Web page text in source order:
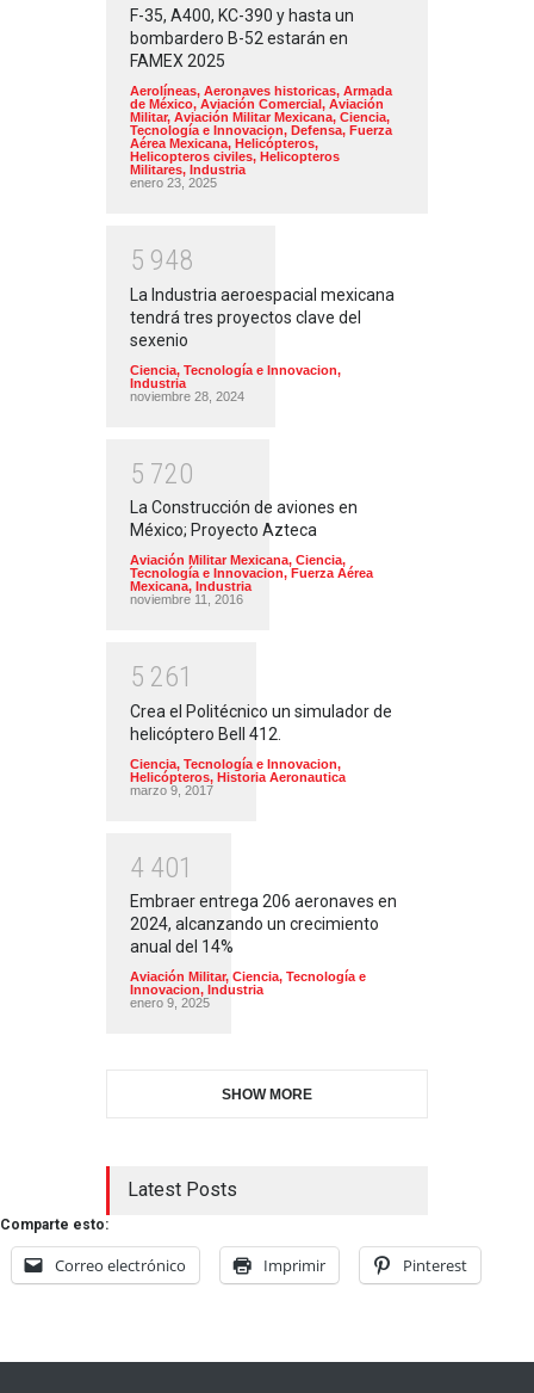
F-35, A400, KC-390 y hasta un
bombardero B-52 estarán en
FAMEX 2025
Aerolíneas, Aeronaves historicas, Armada
de México, Aviación Comercial, Aviación
Militar, Aviación Militar Mexicana, Ciencia,
Tecnología e Innovacion, Defensa, Fuerza
Aérea Mexicana, Helicópteros,
Helicopteros civiles, Helicopteros
Militares, Industria
enero 23, 2025
5 948
La Industria aeroespacial mexicana
tendrá tres proyectos clave del
sexenio
Ciencia, Tecnología e Innovacion,
Industria
noviembre 28, 2024
5 720
La Construcción de aviones en
México; Proyecto Azteca
Aviación Militar Mexicana, Ciencia,
Tecnología e Innovacion, Fuerza Aérea
Mexicana, Industria
noviembre 11, 2016
5 261
Crea el Politécnico un simulador de
helicóptero Bell 412.
Ciencia, Tecnología e Innovacion,
Helicópteros, Historia Aeronautica
marzo 9, 2017
4 401
Embraer entrega 206 aeronaves en
2024, alcanzando un crecimiento
anual del 14%
Aviación Militar, Ciencia, Tecnología e
Innovacion, Industria
enero 9, 2025
SHOW MORE
Latest Posts
Comparte esto:
Correo electrónico Imprimir Pinterest